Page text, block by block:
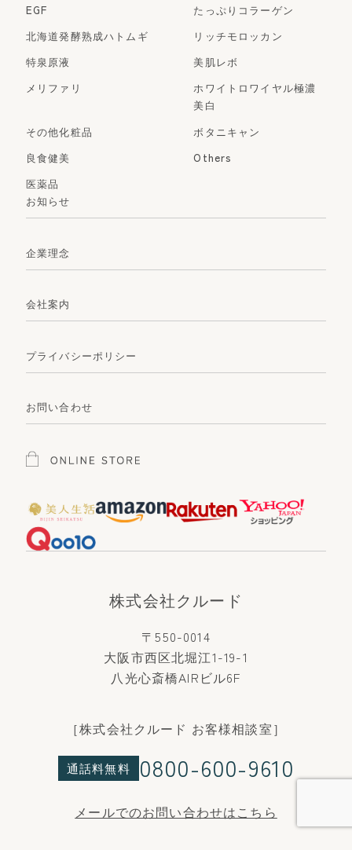
EGF
たっぷりコラーゲン
北海道発酵熟成ハトムギ
リッチモロッカン
特泉原液
美肌レボ
メリファリ
ホワイトロワイヤル極濃
美白
その他化粧品
ボタニキャン
良食健美
Others
医薬品
お知らせ
企業理念
会社案内
プライバシーポリシー
お問い合わせ
株式会社クルード
〒550-0014
大阪市西区北堀江1-19-1
八光心斎橋AIRビル6F
［株式会社クルード お客様相談室］
通話料無料 0800-600-9610
メールでのお問い合わせはこちら